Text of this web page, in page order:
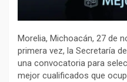
Morelia, Michoacán, 27 de
primera vez, la Secretaría
una convocatoria para
mejor cualificados que